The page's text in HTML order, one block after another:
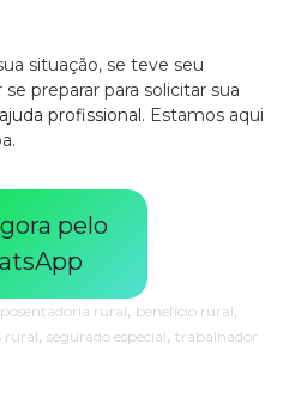
situação, se teve seu
preparar para solicitar sua
profissional. Estamos aqui
pelo
rural, benefício rural,
rural, segurado especial, trabalhador